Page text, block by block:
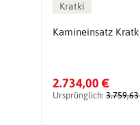
Kratki
Kamineinsatz
2.734,00 €
Ursprünglich: